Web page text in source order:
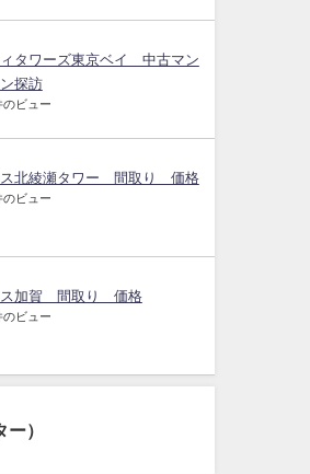
タワーズ東京ベイ 中古マン
探訪
のビュー
ス北綾瀬タワー 間取り 価格
のビュー
ス加賀 間取り 価格
のビュー
）